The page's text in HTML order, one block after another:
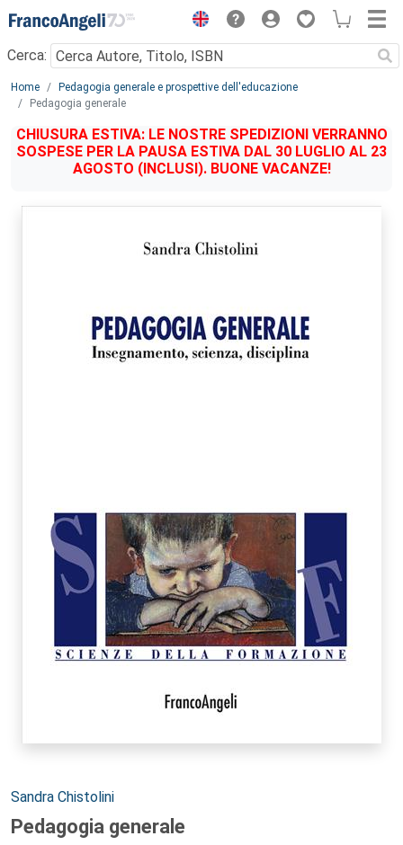
Menu
Cerca:
Main content
Home
Pedagogia generale e prospettive dell'educazione
Pedagogia generale
CHIUSURA ESTIVA: LE NOSTRE SPEDIZIONI VERRANNO
SOSPESE PER LA PAUSA ESTIVA DAL 30 LUGLIO AL 23
AGOSTO (INCLUSI). BUONE VACANZE!
Autori:
Sandra Chistolini
Pedagogia generale